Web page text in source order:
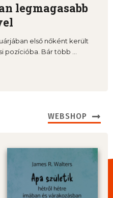
legmagasabb
első nőként került
Bár több ...
WEBSHOP